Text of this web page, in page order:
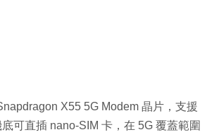
X55 5G Modem 晶片，支援
可直插 nano-SIM 卡，在 5G 覆蓋範圍